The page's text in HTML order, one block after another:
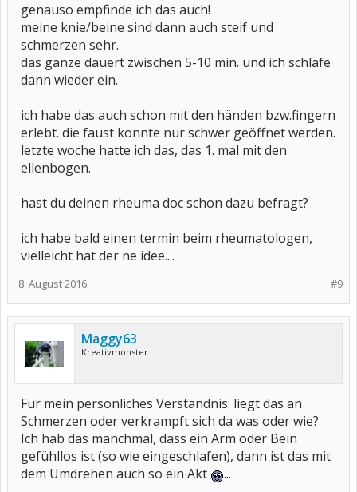
genauso empfinde ich das auch!
meine knie/beine sind dann auch steif und
schmerzen sehr.
das ganze dauert zwischen 5-10 min. und ich schlafe
dann wieder ein.
ich habe das auch schon mit den händen bzw.fingern
erlebt. die faust konnte nur schwer geöffnet werden.
letzte woche hatte ich das, das 1. mal mit den
ellenbogen.
hast du deinen rheuma doc schon dazu befragt?
ich habe bald einen termin beim rheumatologen,
vielleicht hat der ne idee....
#9
8. August 2016
Maggy63
Kreativmonster
Für mein persönliches Verständnis: liegt das an
Schmerzen oder verkrampft sich da was oder wie?
Ich hab das manchmal, dass ein Arm oder Bein
gefühllos ist (so wie eingeschlafen), dann ist das mit
dem Umdrehen auch so ein Akt
...